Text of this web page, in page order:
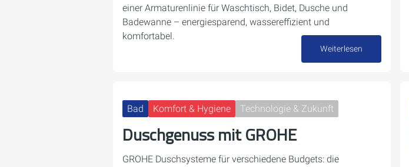
einer Armaturenlinie für Waschtisch, Bidet, Dusche und
Badewanne – energiesparend, wassereffizient und
komfortabel.
Weiterlesen
Bad Komfort & Hygiene Technologie & Zukunft
Duschgenuss mit GROHE
GROHE Duschsysteme für verschiedene Budgets: die